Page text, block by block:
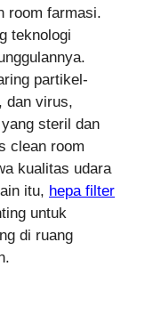
room farmasi.
teknologi
partikel-
dan virus,
steril dan
clean room
kualitas udara
itu, hepa filter
untuk
di ruang